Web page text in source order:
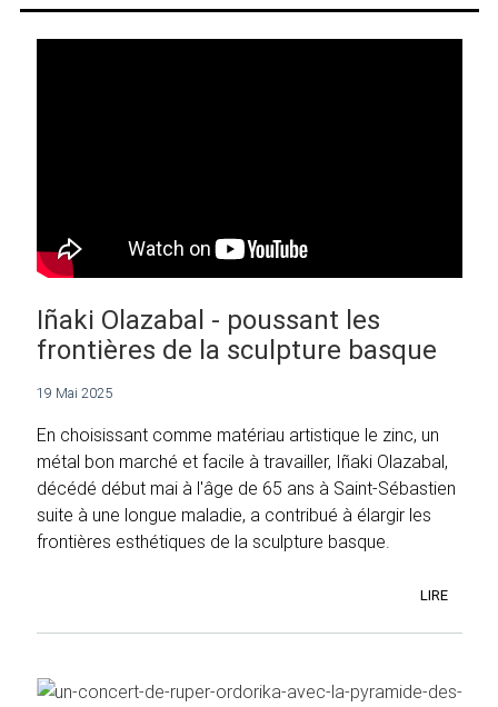
Iñaki Olazabal - poussant les
frontières de la sculpture basque
19 Mai 2025
En choisissant comme matériau artistique le zinc, un
métal bon marché et facile à travailler, Iñaki Olazabal,
décédé début mai à l'âge de 65 ans à Saint-Sébastien
suite à une longue maladie, a contribué à élargir les
frontières esthétiques de la sculpture basque.
LIRE